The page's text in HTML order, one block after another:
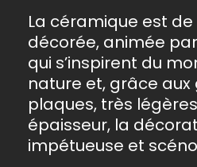
La céramique est
décorée, animée
qui s’inspirent du
nature et, grâce
plaques, très
épaisseur, la
impétueuse et